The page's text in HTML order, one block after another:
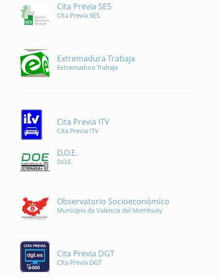
Cita Previa SES
Cita Previa SES
Extremadura Trabaja
Extremadura Trabaja
Cita Previa ITV
Cita Previa ITV
D.O.E.
D.O.E.
Observatorio Socioeconómíco
Municipio de Valencia del Mombuey
Cita Previa DGT
Cita Previa DGT